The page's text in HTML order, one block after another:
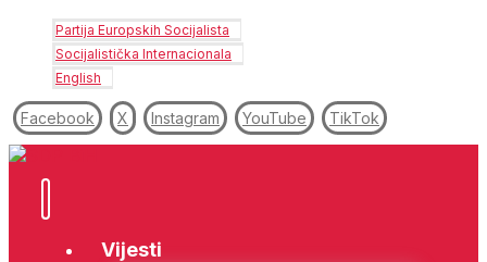
Partija Europskih Socijalista
Socijalistička Internacionala
English
Facebook X Instagram YouTube TikTok
Vijesti